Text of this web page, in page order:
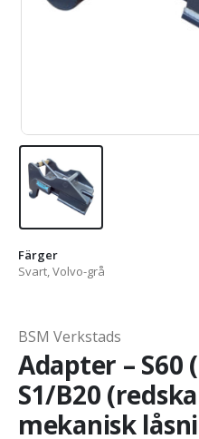
Färger
Svart, Volvo-grå
BSM Verkstads
Adapter – S60
S1/B20
mekanisk